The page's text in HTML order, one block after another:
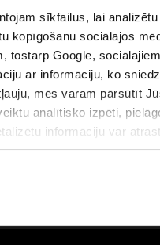
sīkfailus, lai
kopīgošanu sociālajos
tostarp Google,
ar informāciju, ko
mēs varam pārsūtīt
analītisko izpēti,
informāciju var
Kāpēc UV aizsardzībai
dubultai: UPF apģērbs +